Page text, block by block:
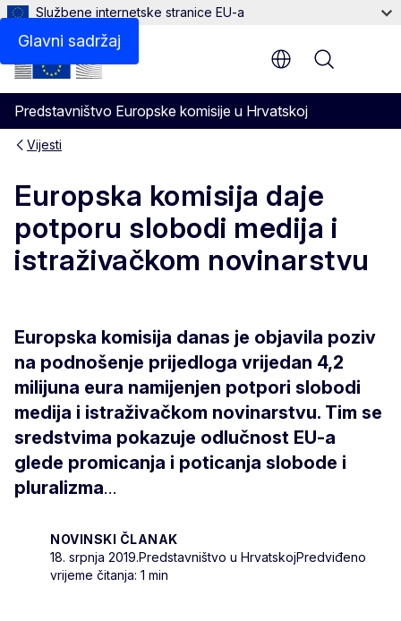
Glavni sadržaj
Službene internetske stranice EU-a
Predstavništvo Europske komisije u Hrvatskoj
Menu
Vijesti
Europska komisija daje
potporu slobodi medija i
istraživačkom novinarstvu
Europska komisija danas je objavila poziv
na podnošenje prijedloga vrijedan 4,2
milijuna eura namijenjen potpori slobodi
medija i istraživačkom novinarstvu. Tim se
sredstvima pokazuje odlučnost EU-a
glede promicanja i poticanja slobode i
pluralizma...
NOVINSKI ČLANAK
18. srpnja 2019.Predstavništvo u HrvatskojPredviđeno
vrijeme čitanja: 1 min